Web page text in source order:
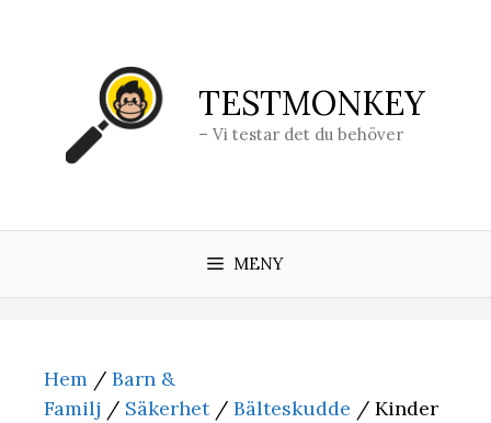
TESTMONKEY
– Vi testar det du behöver
MENY
Hem / Barn &
Familj / Säkerhet/ Bälteskudde / Kinder